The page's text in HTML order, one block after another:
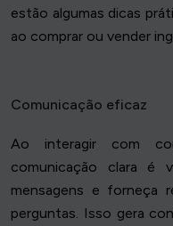
estão algumas dicas
ao comprar ou vender
Comunicação eficaz
Ao interagir com
comunicação clara é
mensagens e forneça
perguntas. Isso gera